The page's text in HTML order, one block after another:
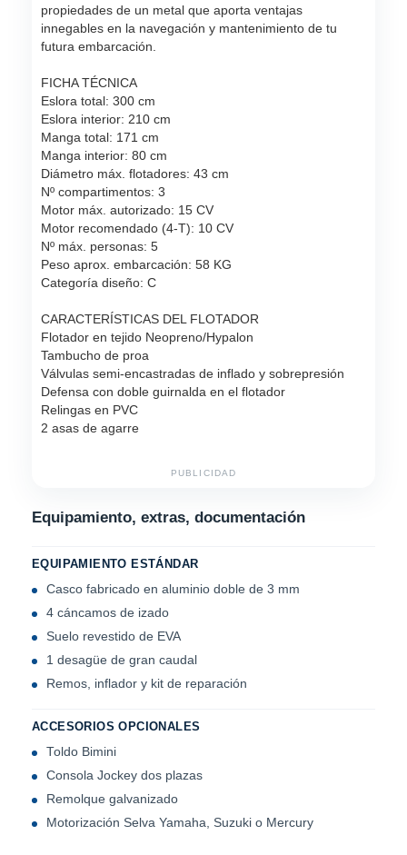
propiedades de un metal que aporta ventajas
innegables en la navegación y mantenimiento de tu
futura embarcación.
FICHA TÉCNICA
Eslora total: 300 cm
Eslora interior: 210 cm
Manga total: 171 cm
Manga interior: 80 cm
Diámetro máx. flotadores: 43 cm
Nº compartimentos: 3
Motor máx. autorizado: 15 CV
Motor recomendado (4-T): 10 CV
Nº máx. personas: 5
Peso aprox. embarcación: 58 KG
Categoría diseño: C
CARACTERÍSTICAS DEL FLOTADOR
Flotador en tejido Neopreno/Hypalon
Tambucho de proa
Válvulas semi-encastradas de inflado y sobrepresión
Defensa con doble guirnalda en el flotador
Relingas en PVC
2 asas de agarre
PUBLICIDAD
Equipamiento, extras, documentación
EQUIPAMIENTO ESTÁNDAR
Casco fabricado en aluminio doble de 3 mm
4 cáncamos de izado
Suelo revestido de EVA
1 desagüe de gran caudal
Remos, inflador y kit de reparación
ACCESORIOS OPCIONALES
Toldo Bimini
Consola Jockey dos plazas
Remolque galvanizado
Motorización Selva Yamaha, Suzuki o Mercury